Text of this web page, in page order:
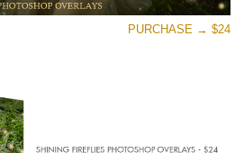
Entire Collection
تنزيل مجاني
PURCHASE → $24